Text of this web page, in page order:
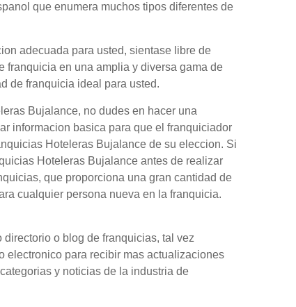
que enumera muchos tipos diferentes de
adecuada para usted, sientase libre de
franquicia en una amplia y diversa gama de
de franquicia ideal para usted.
Bujalance, no dudes en hacer una
informacion basica para que el franquiciador
Hoteleras Bujalance de su eleccion. Si
Hoteleras Bujalance antes de realizar
que proporciona una gran cantidad de
cualquier persona nueva en la franquicia.
o blog de franquicias, tal vez
electronico para recibir mas actualizaciones
y noticias de la industria de